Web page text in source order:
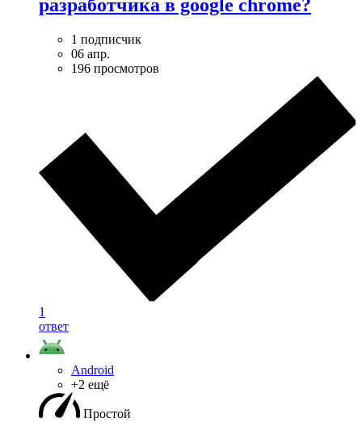
разработчика в google chrome?
1 подписчик
06 апр.
196 просмотров
1
ответ
Android
+2 ещё
Простой